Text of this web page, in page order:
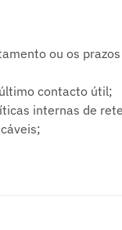
ou os
contacto útil;
internas de